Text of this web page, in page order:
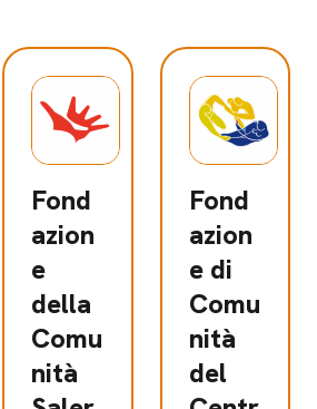
Fond
azion
e
della
Comu
nità
Fond
azion
e di
Comu
nità
del